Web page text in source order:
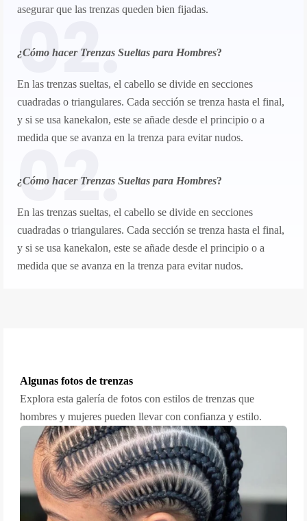
asegurar que las trenzas queden bien fijadas.
02.
¿Cómo hacer Trenzas Sueltas para Hombres?​
En las trenzas sueltas, el cabello se divide en secciones
cuadradas o triangulares. Cada sección se trenza hasta el final,
y si se usa kanekalon, este se añade desde el principio o a
medida que se avanza en la trenza para evitar nudos.
02.
¿Cómo hacer Trenzas Sueltas para Hombres?​
En las trenzas sueltas, el cabello se divide en secciones
cuadradas o triangulares. Cada sección se trenza hasta el final,
y si se usa kanekalon, este se añade desde el principio o a
medida que se avanza en la trenza para evitar nudos.
Algunas fotos de trenzas
Explora esta galería de fotos con estilos de trenzas que
hombres y mujeres pueden llevar con confianza y estilo.